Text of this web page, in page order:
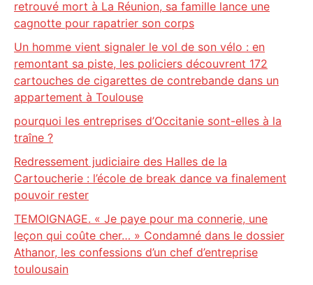
retrouvé mort à La Réunion, sa famille lance une
cagnotte pour rapatrier son corps
Un homme vient signaler le vol de son vélo : en
remontant sa piste, les policiers découvrent 172
cartouches de cigarettes de contrebande dans un
appartement à Toulouse
pourquoi les entreprises d’Occitanie sont-elles à la
traîne ?
Redressement judiciaire des Halles de la
Cartoucherie : l’école de break dance va finalement
pouvoir rester
TEMOIGNAGE. « Je paye pour ma connerie, une
leçon qui coûte cher… » Condamné dans le dossier
Athanor, les confessions d’un chef d’entreprise
toulousain